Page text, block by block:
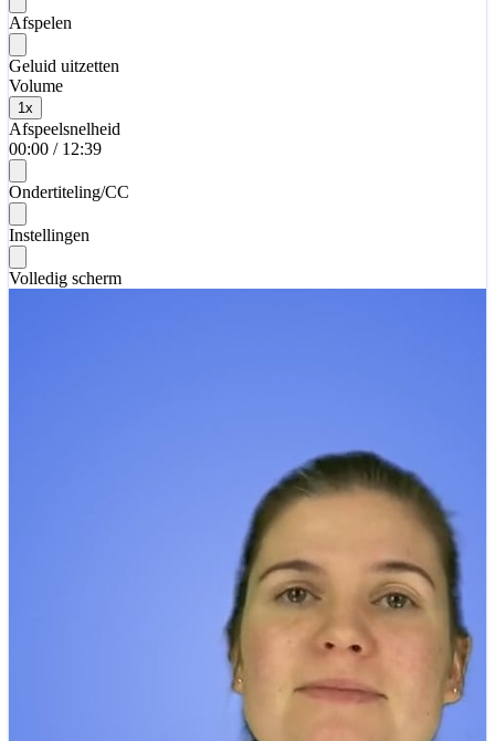
Afspelen
Geluid uitzetten
Volume
1 x
Afspeelsnelheid
00:00 / 12:39
Ondertiteling/CC
Instellingen
Volledig scherm